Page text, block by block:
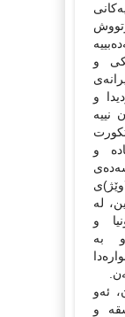
و
و
نییە
و
لە
و
و بە
ئەو
و